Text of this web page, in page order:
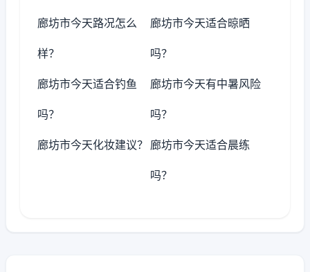
廊坊市今天路况怎么
样？
廊坊市今天适合晾晒
吗？
廊坊市今天适合钓鱼
吗？
廊坊市今天有中暑风险
吗？
廊坊市今天化妆建议？ 廊坊市今天适合晨练
吗？